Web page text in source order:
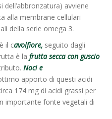
dell’abbronzatura) avviene
alla membrane cellulari
della serie omega 3.
il cavolfiore, seguito dagli
è la frutta secca con guscio
Noci e
apporto di questi acidi
174 mg di acidi grassi per
importante fonte vegetali di